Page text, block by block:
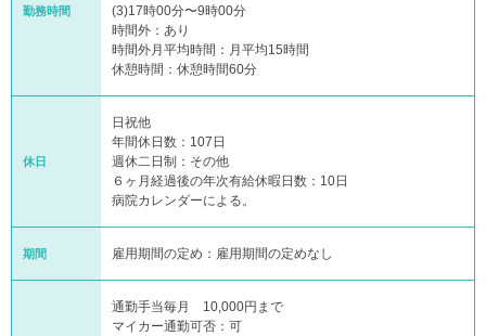
勤務時間
(3)17時00分〜9時00分
時間外：あり
時間外月平均時間：月平均15時間
休憩時間：休憩時間60分
休日
日祝他
年間休日数：107日
週休二日制：その他
６ヶ月経過後の年次有給休暇日数：10日
病院カレンダーによる。
期間 雇用期間の定め：雇用期間の定めなし
通勤手当毎月 10,000円まで
マイカー通勤可否：可